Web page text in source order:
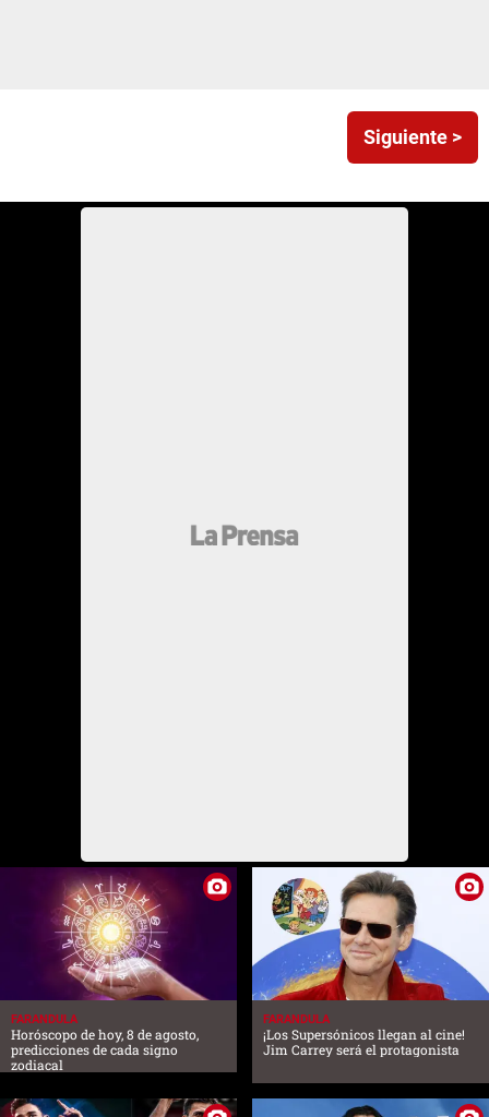
Siguiente >
FARANDULA
Horóscopo de hoy, 8 de agosto,
predicciones de cada signo
zodiacal
FARANDULA
¡Los Supersónicos llegan al cine!
Jim Carrey será el protagonista